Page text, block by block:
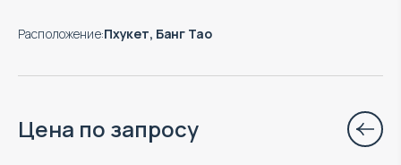
Расположение:Пхукет, Банг Тао
Цена по запросу